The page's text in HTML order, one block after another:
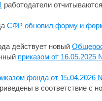
работодатели
СФР обновил форму и
действует новый
приказом от 16.05.2025
фонда от 15.04.2026
в соответствие с